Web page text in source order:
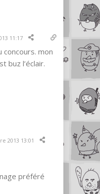
11:17
mon
buz l’éclair.
2013 13:01
préféré